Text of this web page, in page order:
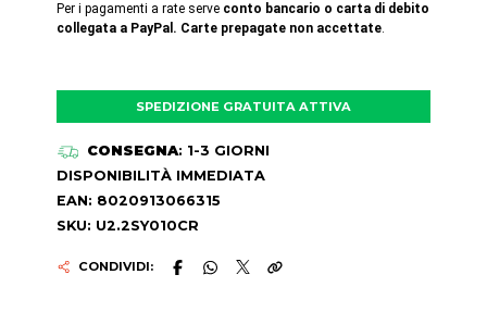
Per i pagamenti a rate serve conto bancario o carta di debito
collegata a PayPal. Carte prepagate non accettate.
SPEDIZIONE GRATUITA ATTIVA
CONSEGNA: 1-3 GIORNI
DISPONIBILITÀ IMMEDIATA
EAN: 8020913066315
SKU: U2.2SY010CR
CONDIVIDI: